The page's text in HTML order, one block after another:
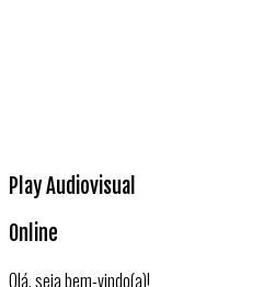
Play Audiovisual
Online
Olá, seja bem-vindo(a)!